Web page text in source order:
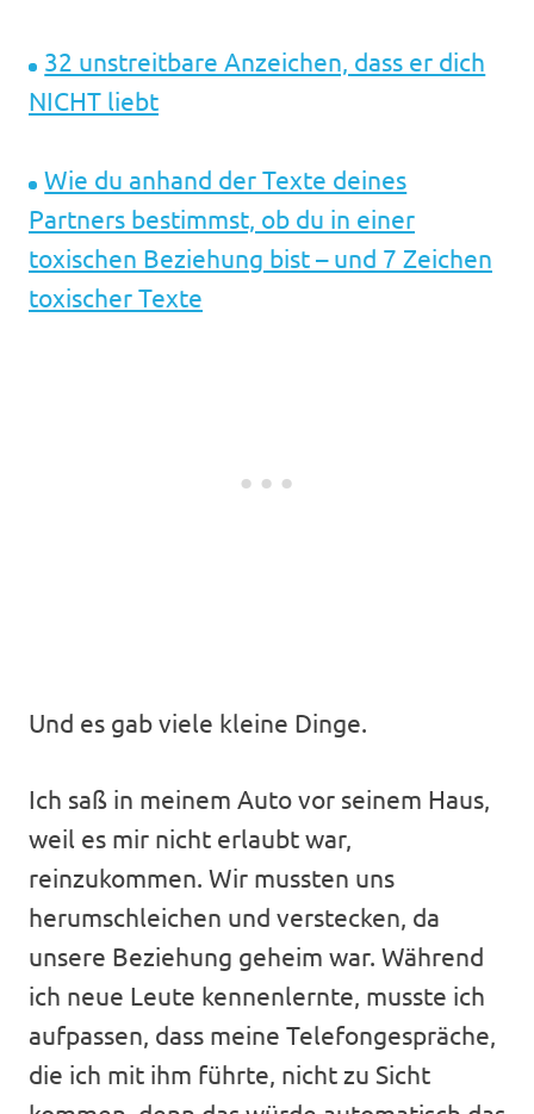
32 unstreitbare Anzeichen, dass er dich
NICHT liebt
Wie du anhand der Texte deines
Partners bestimmst, ob du in einer
toxischen Beziehung bist – und 7 Zeichen
toxischer Texte
Und es gab viele kleine Dinge.
Ich saß in meinem Auto vor seinem Haus,
weil es mir nicht erlaubt war,
reinzukommen. Wir mussten uns
herumschleichen und verstecken, da
unsere Beziehung geheim war. Während
ich neue Leute kennenlernte, musste ich
aufpassen, dass meine Telefongespräche,
die ich mit ihm führte, nicht zu Sicht